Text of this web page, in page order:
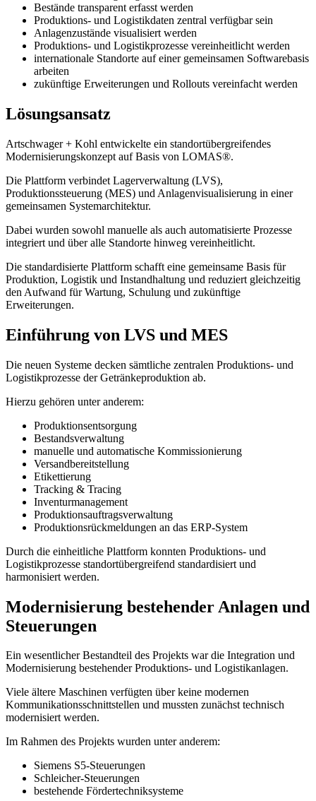
Bestände transparent erfasst werden
Produktions- und Logistikdaten zentral verfügbar sein
Anlagenzustände visualisiert werden
Produktions- und Logistikprozesse vereinheitlicht werden
internationale Standorte auf einer gemeinsamen Softwarebasis
arbeiten
zukünftige Erweiterungen und Rollouts vereinfacht werden
Lösungsansatz
Artschwager + Kohl entwickelte ein standortübergreifendes
Modernisierungskonzept auf Basis von LOMAS®.
Die Plattform verbindet Lagerverwaltung (LVS),
Produktionssteuerung (MES) und Anlagenvisualisierung in einer
gemeinsamen Systemarchitektur.
Dabei wurden sowohl manuelle als auch automatisierte Prozesse
integriert und über alle Standorte hinweg vereinheitlicht.
Die standardisierte Plattform schafft eine gemeinsame Basis für
Produktion, Logistik und Instandhaltung und reduziert gleichzeitig
den Aufwand für Wartung, Schulung und zukünftige
Erweiterungen.
Einführung von LVS und MES
Die neuen Systeme decken sämtliche zentralen Produktions- und
Logistikprozesse der Getränkeproduktion ab.
Hierzu gehören unter anderem:
Produktionsentsorgung
Bestandsverwaltung
manuelle und automatische Kommissionierung
Versandbereitstellung
Etikettierung
Tracking & Tracing
Inventurmanagement
Produktionsauftragsverwaltung
Produktionsrückmeldungen an das ERP-System
Durch die einheitliche Plattform konnten Produktions- und
Logistikprozesse standortübergreifend standardisiert und
harmonisiert werden.
Modernisierung bestehender Anlagen und
Steuerungen
Ein wesentlicher Bestandteil des Projekts war die Integration und
Modernisierung bestehender Produktions- und Logistikanlagen.
Viele ältere Maschinen verfügten über keine modernen
Kommunikationsschnittstellen und mussten zunächst technisch
modernisiert werden.
Im Rahmen des Projekts wurden unter anderem:
Siemens S5-Steuerungen
Schleicher-Steuerungen
bestehende Fördertechniksysteme